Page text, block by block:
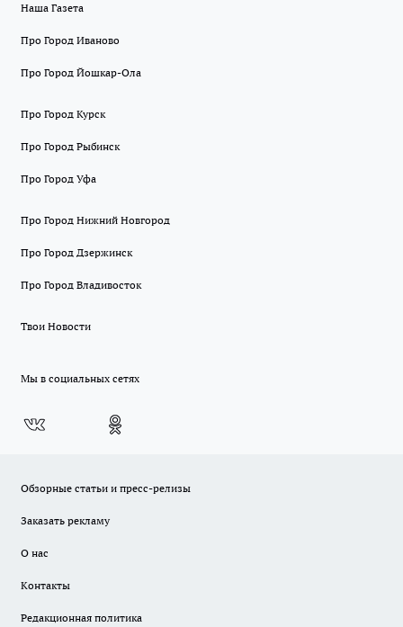
Наша Газета
Про Город Иваново
Про Город Йошкар-Ола
Про Город Курск
Про Город Рыбинск
Про Город Уфа
Про Город Нижний Новгород
Про Город Дзержинск
Про Город Владивосток
Твои Новости
Мы в социальных сетях
Обзорные статьи и пресс-релизы
Заказать рекламу
О нас
Контакты
Редакционная политика